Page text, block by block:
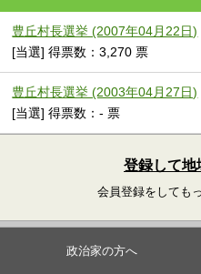
豊丘村長選挙 (2007年04月22日)
[当選] 得票数：3,270 票
豊丘村長選挙 (2003年04月27日)
[当選] 得票数：- 票
登録して地
会員登録をしても
政治家の方へ